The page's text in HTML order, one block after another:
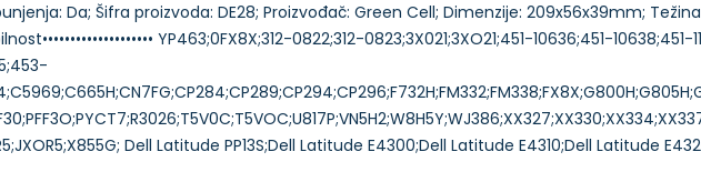
Da; Šifra proizvoda: DE28; Proizvođač: Green Cell; Dimenzije: 209x56x39mm;
YP463;0FX8X;312-0822;312-0823;3X021;3XO21;451-10636;451-
Dell Latitude PP13S;Dell Latitude E4300;Dell Latitude E4310;Dell Latitude